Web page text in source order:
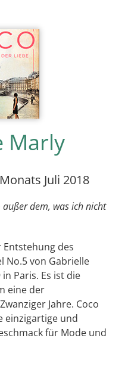
Marly
Juli 2018
dem, was ich nicht
des
No.5 von Gabrielle
in Paris. Es ist die
eine der
Jahre. Coco
einzigartige und
für Mode und